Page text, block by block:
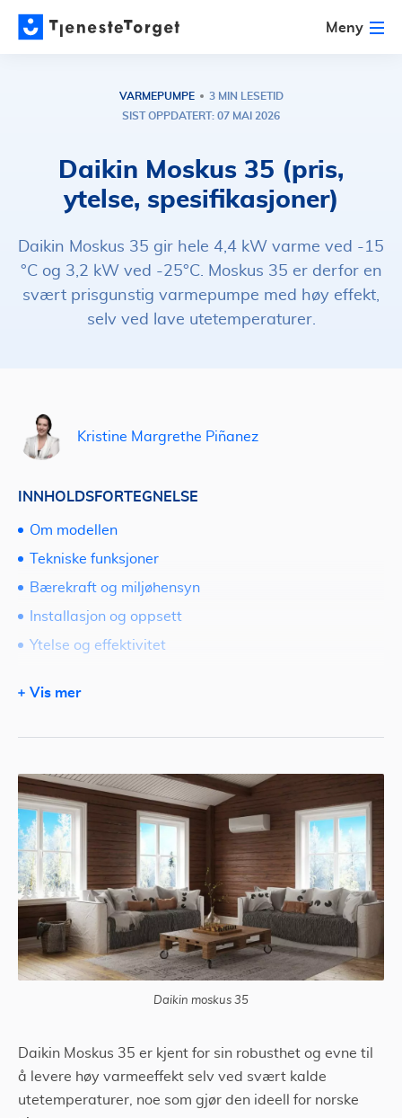
Meny
VARMEPUMPE
3 MIN LESETID
SIST OPPDATERT: 07 MAI 2026
Daikin Moskus 35 (pris,
ytelse, spesifikasjoner)
Daikin Moskus 35 gir hele 4,4 kW varme ved -15
°C og 3,2 kW ved -25°C. Moskus 35 er derfor en
svært prisgunstig varmepumpe med høy effekt,
selv ved lave utetemperaturer.
Daikin moskus 35
Daikin Moskus 35 er kjent for sin robusthet og evne til
å levere høy varmeeffekt selv ved svært kalde
utetemperaturer, noe som gjør den ideell for norske
Kristine Margrethe Piñanez
INNHOLDSFORTEGNELSE
Om modellen
Tekniske funksjoner
Bærekraft og miljøhensyn
Installasjon og oppsett
Ytelse og effektivitet
Få et godt tilbud på varmepumper via
Tjenestetorget
Vis mer